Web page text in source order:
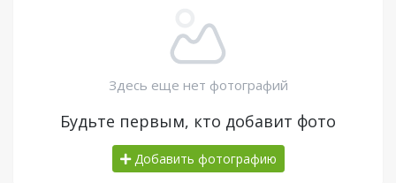
Здесь еще нет фотографий
Будьте первым, кто добавит фото
Добавить фотографию